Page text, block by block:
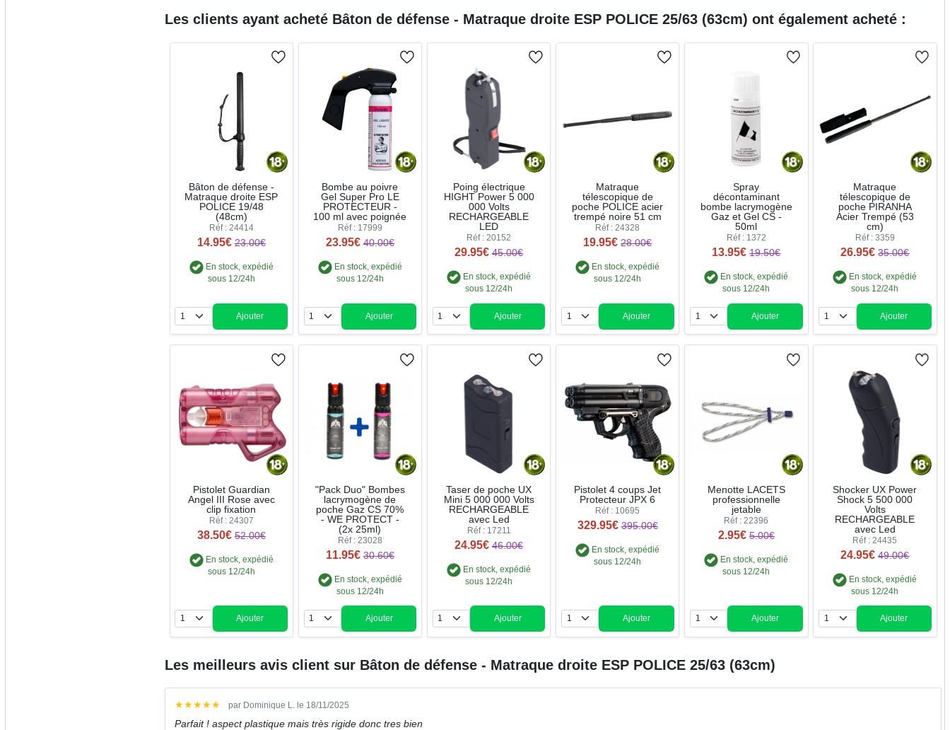
Les clients ayant acheté Bâton de défense - Matraque droite ESP POLICE 25/63 (63cm) ont également acheté :
Bâton de défense -
Matraque droite ESP
POLICE 19/48
(48cm)
Réf : 24414
14.95€ 23.00€
En stock, expédié
sous 12/24h
Quantité
Ajouter
Bombe au poivre
Gel Super Pro LE
PROTECTEUR -
100 ml avec poignée
Réf : 17999
23.95€ 40.00€
En stock, expédié
sous 12/24h
Quantité
Ajouter
Poing électrique
HIGHT Power 5 000
000 Volts
RECHARGEABLE
LED
Réf : 20152
29.95€ 45.00€
En stock, expédié
sous 12/24h
Quantité
Ajouter
Matraque
télescopique de
poche POLICE acier
trempé noire 51 cm
Réf : 24328
19.95€ 28.00€
En stock, expédié
sous 12/24h
Quantité
Ajouter
Spray
décontaminant
bombe lacrymogène
Gaz et Gel CS -
50ml
Réf : 1372
13.95€ 19.50€
En stock, expédié
sous 12/24h
Quantité
Ajouter
Matraque
télescopique de
poche PIRANHA
Acier Trempé (53
cm)
Réf : 3359
26.95€ 35.00€
En stock, expédié
sous 12/24h
Quantité
Ajouter
Pistolet Guardian
Angel III Rose avec
clip fixation
Réf : 24307
38.50€ 52.00€
En stock, expédié
sous 12/24h
Quantité
Ajouter
"Pack Duo" Bombes
lacrymogène de
poche Gaz CS 70%
- WE PROTECT -
(2x 25ml)
Réf : 23028
11.95€ 30.60€
En stock, expédié
sous 12/24h
Quantité
Ajouter
Taser de poche UX
Mini 5 000 000 Volts
RECHARGEABLE
avec Led
Réf : 17211
24.95€ 46.00€
En stock, expédié
sous 12/24h
Quantité
Ajouter
Pistolet 4 coups Jet
Protecteur JPX 6
Réf : 10695
329.95€ 395.00€
En stock, expédié
sous 12/24h
Quantité
Ajouter
Menotte LACETS
professionnelle
jetable
Réf : 22396
2.95€ 5.00€
En stock, expédié
sous 12/24h
Quantité
Ajouter
Shocker UX Power
Shock 5 500 000
Volts
RECHARGEABLE
avec Led
Réf : 24435
24.95€ 49.00€
En stock, expédié
sous 12/24h
Quantité
Ajouter
Les meilleurs avis client sur Bâton de défense - Matraque droite ESP POLICE 25/63 (63cm)
★★★★★ par Dominique L. le 18/11/2025
Parfait ! aspect plastique mais très rigide donc tres bien